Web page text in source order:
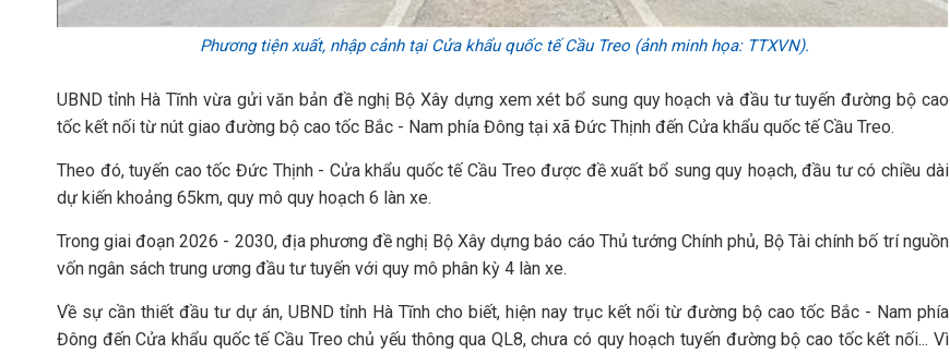
Phương tiện xuất, nhập cảnh tại Cửa khẩu quốc tế Cầu Treo (ảnh minh họa: TTXVN).
UBND tỉnh Hà Tĩnh vừa gửi văn bản đề nghị Bộ Xây dựng xem xét bổ sung quy hoạch và đầu tư tuyến đường bộ cao
tốc kết nối từ nút giao đường bộ cao tốc Bắc - Nam phía Đông tại xã Đức Thịnh đến Cửa khẩu quốc tế Cầu Treo.
Theo đó, tuyến cao tốc Đức Thịnh - Cửa khẩu quốc tế Cầu Treo được đề xuất bổ sung quy hoạch, đầu tư có chiều dài
dự kiến khoảng 65km, quy mô quy hoạch 6 làn xe.
Trong giai đoạn 2026 - 2030, địa phương đề nghị Bộ Xây dựng báo cáo Thủ tướng Chính phủ, Bộ Tài chính bố trí nguồn
vốn ngân sách trung ương đầu tư tuyến với quy mô phân kỳ 4 làn xe.
Về sự cần thiết đầu tư dự án, UBND tỉnh Hà Tĩnh cho biết, hiện nay trục kết nối từ đường bộ cao tốc Bắc - Nam phía
Đông đến Cửa khẩu quốc tế Cầu Treo chủ yếu thông qua QL8, chưa có quy hoạch tuyến đường bộ cao tốc kết nối... Vì